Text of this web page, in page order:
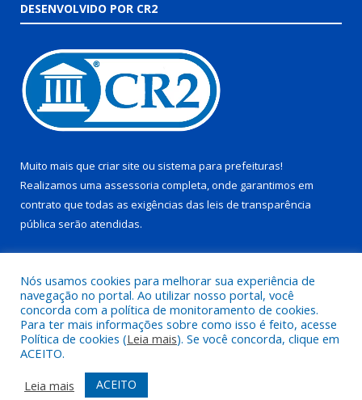
DESENVOLVIDO POR CR2
Muito mais que criar site ou sistema para prefeituras!
Realizamos uma assessoria completa, onde garantimos em
contrato que todas as exigências das leis de transparência
pública serão atendidas.
Todos os direitos reservados a Prefeitura Municipal de Juruti.
Mapa do Site
Acessar Área Administrativa
Nós usamos cookies para melhorar sua experiência de
navegação no portal. Ao utilizar nosso portal, você
concorda com a política de monitoramento de cookies.
Para ter mais informações sobre como isso é feito, acesse
Política de cookies (Leia mais). Se você concorda, clique em
ACEITO.
Leia mais
ACEITO